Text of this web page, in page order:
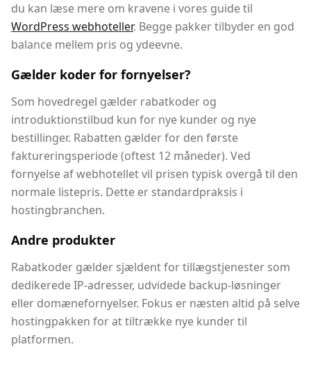
du kan læse mere om kravene i vores guide til
WordPress webhoteller. Begge pakker tilbyder en god
balance mellem pris og ydeevne.
Gælder koder for fornyelser?
Som hovedregel gælder rabatkoder og
introduktionstilbud kun for nye kunder og nye
bestillinger. Rabatten gælder for den første
faktureringsperiode (oftest 12 måneder). Ved
fornyelse af webhotellet vil prisen typisk overgå til den
normale listepris. Dette er standardpraksis i
hostingbranchen.
Andre produkter
Rabatkoder gælder sjældent for tillægstjenester som
dedikerede IP-adresser, udvidede backup-løsninger
eller domænefornyelser. Fokus er næsten altid på selve
hostingpakken for at tiltrække nye kunder til
platformen.